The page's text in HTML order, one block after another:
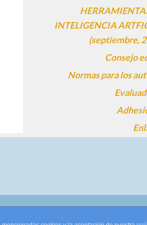
INTELIGENCIA
(septiembre,
Consejo
Normas para los